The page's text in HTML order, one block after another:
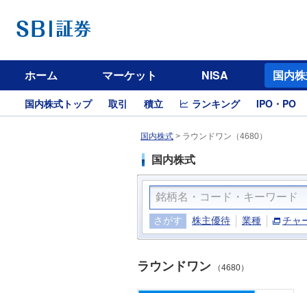
ホーム マーケット NISA 国内
国内株式トップ 取引 積立 ランキング IPO・PO
国内株式 > ラウンドワン（4680）
国内株式
さがす 株主優待 業種 チャ
ラウンドワン （4680）